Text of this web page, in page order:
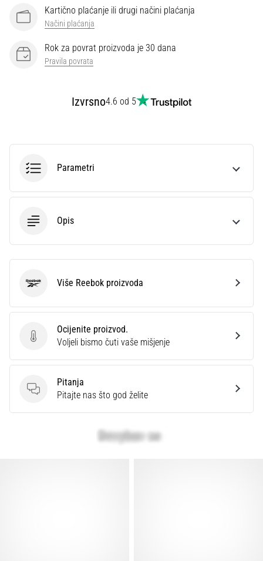
sve
članke
Kartično plaćanje ili drugi načini plaćanja
Načini plaćanja
Rok za povrat proizvoda je 30 dana
Pravila povrata
Izvrsno4.6 od 5
Parametri
Opis
Ocijenite proizvod.
Ocijenite proizvod.
Voljeli bismo čuti vaše mišjenje
Pitanja
Pitanja
Pitajte nas što god želite
ReebokViše Reebok proizvoda